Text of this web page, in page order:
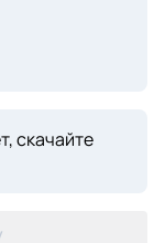
скачайте